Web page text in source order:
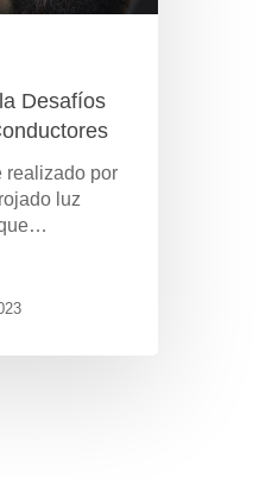
Desafíos
realizado por
luz